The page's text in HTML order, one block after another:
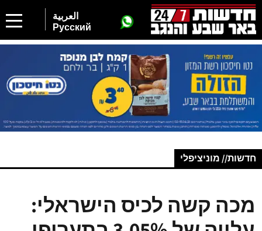
العربية
Русский
חדשות// מוניציפלי
מכה קשה לכיס הישראלי: